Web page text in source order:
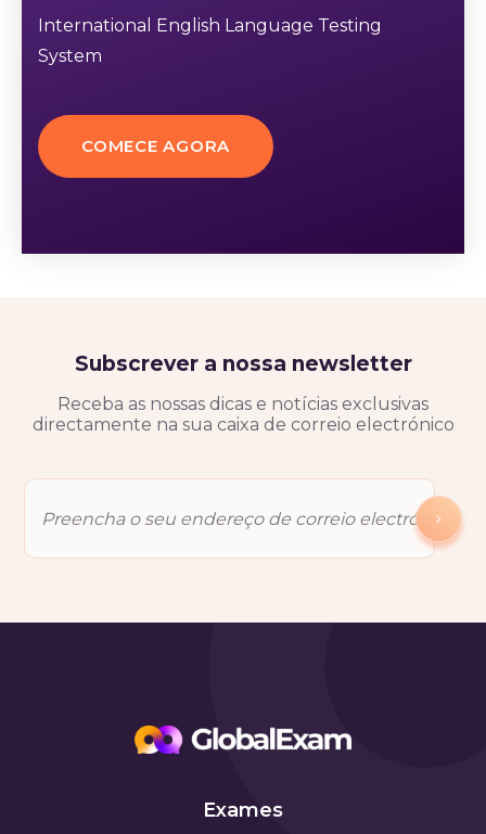
International English Language Testing
System
COMECE AGORA
Subscrever a nossa newsletter
Receba as nossas dicas e notícias exclusivas
directamente na sua caixa de correio electrónico
Exames